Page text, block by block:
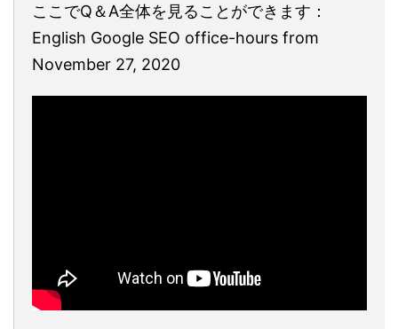
ここでQ＆A全体を見ることができます：
English Google SEO office-hours from
November 27, 2020